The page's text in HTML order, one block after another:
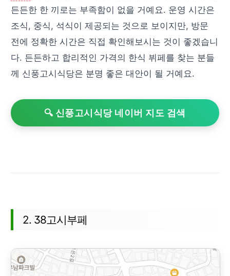
든든한 한 끼로는 부족함이 없을 거예요. 운영 시간은
조식, 중식, 석식이 제공되는 것으로 보이지만, 방문
전에 정확한 시간은 직접 확인해보시는 것이 좋겠습니
다. 든든하고 합리적인 가격의 한식 뷔페를 찾는 분들
께 신풍고시식당은 분명 좋은 대안이 될 거예요.
🔍 신풍고시식당 네이버 지도 검색
2. 38고시부페